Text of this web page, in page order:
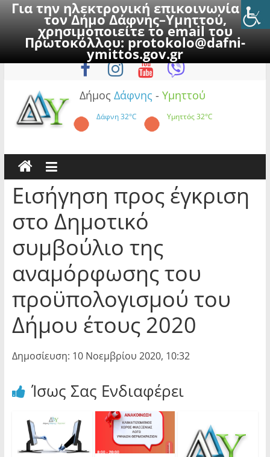
Για την ηλεκτρονική επικοινωνία με
τον Δήμο Δάφνης–Υμηττού,
χρησιμοποιείτε το email του
Πρωτοκόλλου:protokolo@dafni-
ymittos.gov.gr
to
Πέμπτη, 6 Αυγούστου 2026
Δήμος Δάφνης - Υμηττού
Δάφνη32°C Υμηττός32°C
Εισήγηση προς έγκριση
στο Δημοτικό
συμβούλιο της
αναμόρφωσης του
προϋπολογισμού του
Δήμου έτους 2020
Δημοσίευση: 10 Νοεμβρίου 2020, 10:32
Ίσως Σας Ενδιαφέρει